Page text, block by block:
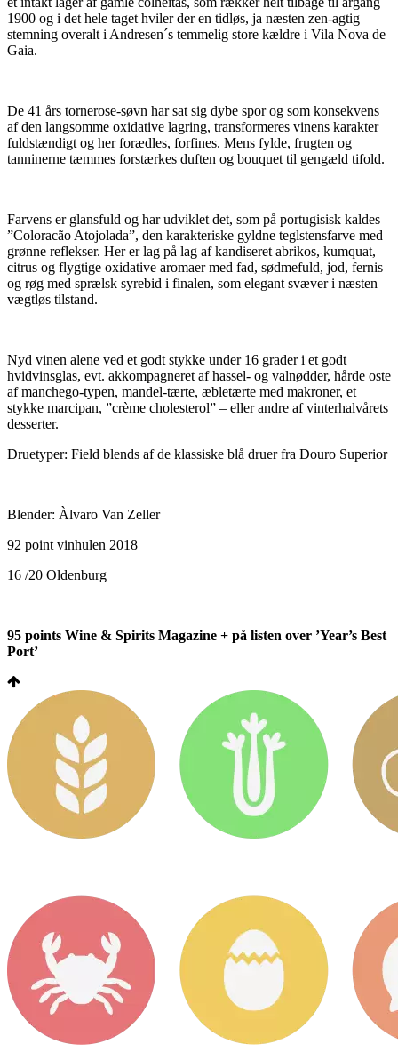
1900 og i det hele taget hviler der en tidløs, ja næsten zen-agtig
stemning overalt i Andresen´s temmelig store kældre i Vila Nova de
Gaia.
De 41 års tornerose-søvn har sat sig dybe spor og som konsekvens
af den langsomme oxidative lagring, transformeres vinens karakter
fuldstændigt og her forædles, forfines. Mens fylde, frugten og
tanninerne tæmmes forstærkes duften og bouquet til gengæld tifold.
Farvens er glansfuld og har udviklet det, som på portugisisk kaldes
”Coloracão Atojolada”, den karakteriske gyldne teglstensfarve med
grønne reflekser. Her er lag på lag af kandiseret abrikos, kumquat,
citrus og flygtige oxidative aromaer med fad, sødmefuld, jod, fernis
og røg med sprælsk syrebid i finalen, som elegant svæver i næsten
vægtløs tilstand.
Nyd vinen alene ved et godt stykke under 16 grader i et godt
hvidvinsglas, evt. akkompagneret af hassel- og valnødder, hårde oste
af manchego-typen, mandel-tærte, æbletærte med makroner, et
stykke marcipan, ”crème cholesterol” – eller andre af vinterhalvårets
desserter.
Druetyper: Field blends af de klassiske blå druer fra Douro Superior
Blender: Àlvaro Van Zeller
92 point vinhulen 2018
16 /20 Oldenburg
95 points Wine & Spirits Magazine + på listen over ’Year’s Best
Port’